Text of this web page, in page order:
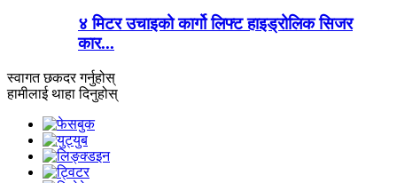
४ मिटर उचाइको कार्गो लिफ्ट हाइड्रोलिक सिजर
कार...
स्वागत छकदर गर्नुहोस्
हामीलाई थाहा दिनुहोस्